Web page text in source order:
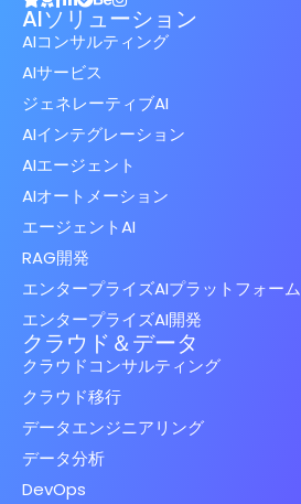
AIソリューション
AIコンサルティング
AIサービス
ジェネレーティブAI
AIインテグレーション
AIエージェント
AIオートメーション
エージェントAI
RAG開発
エンタープライズAIプラットフォーム
エンタープライズAI開発
クラウド＆データ
クラウドコンサルティング
クラウド移行
データエンジニアリング
データ分析
DevOps